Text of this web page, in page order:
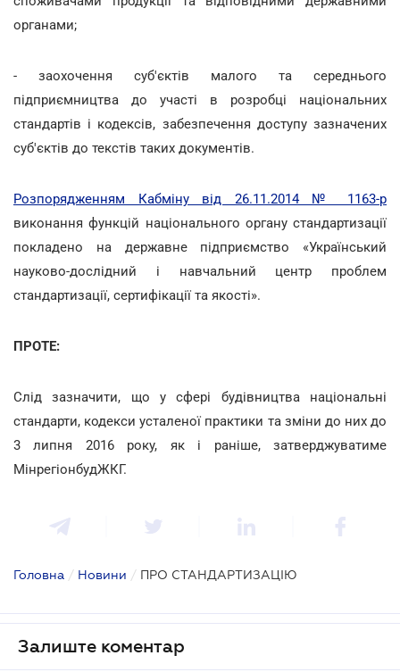
органами;
- заохочення суб'єктів малого та середнього
підприємництва до участі в розробці національних
стандартів і кодексів, забезпечення доступу зазначених
суб'єктів до текстів таких документів.
Розпорядженням Кабміну від 26.11.2014 № 1163-р
виконання функцій національного органу стандартизації
покладено на державне підприємство «Український
науково-дослідний і навчальний центр проблем
стандартизації, сертифікації та якості».
ПРОТЕ:
Слід зазначити, що у сфері будівництва національні
стандарти, кодекси усталеної практики та зміни до них до
3 липня 2016 року, як і раніше, затверджуватиме
МінрегіонбудЖКГ.
Головна / Новини / ПРО СТАНДАРТИЗАЦІЮ
Залиште коментар